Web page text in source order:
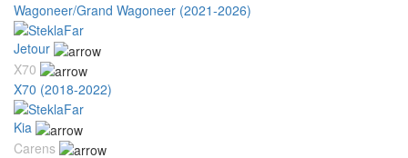
Wagoneer/Grand Wagoneer (2021-2026)
Jetour
X70
X70 (2018-2022)
Kia
Carens